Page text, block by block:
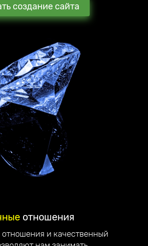
создание сайта
отношения
и качественный